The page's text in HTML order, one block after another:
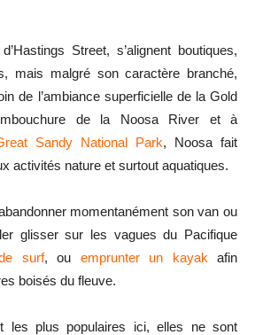
Street, s’alignent boutiques,
mais malgré son caractère branché,
de l’ambiance superficielle de la Gold
de la Noosa River et à
Sandy National Park, Noosa fait
activités nature et surtout aquatiques.
momentanément son van ou
glisser sur les vagues du Pacifique
surf, ou emprunter un kayak afin
boisés du fleuve.
les plus populaires ici, elles ne sont